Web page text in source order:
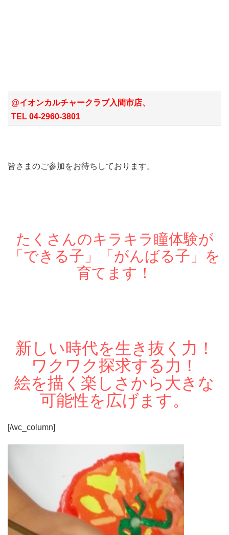
@イオンカルチャークラブ入間市店、
TEL 04-2960-3801
皆さまのご参加をお待ちしております。
たくさんのキラキラ瞳体験が
「できる子」「がんばる子」を
育てます！
新しい時代を生き抜く力！
ワクワク探求する力！
絵を描く楽しさから大きな
可能性を広げます。
[/wc_column]